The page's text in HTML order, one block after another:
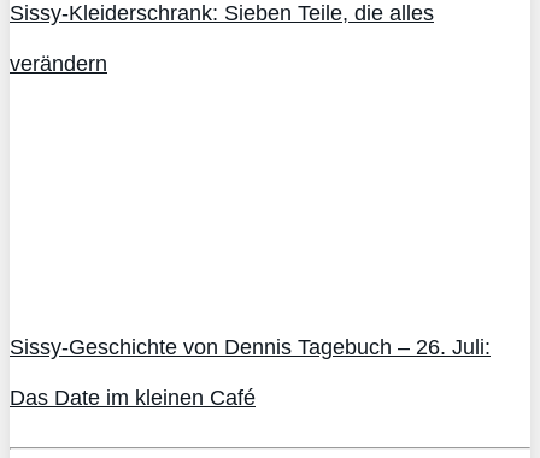
Sissy-Kleiderschrank: Sieben Teile, die alles
verändern
Sissy-Geschichte von Dennis Tagebuch – 26. Juli:
Das Date im kleinen Café